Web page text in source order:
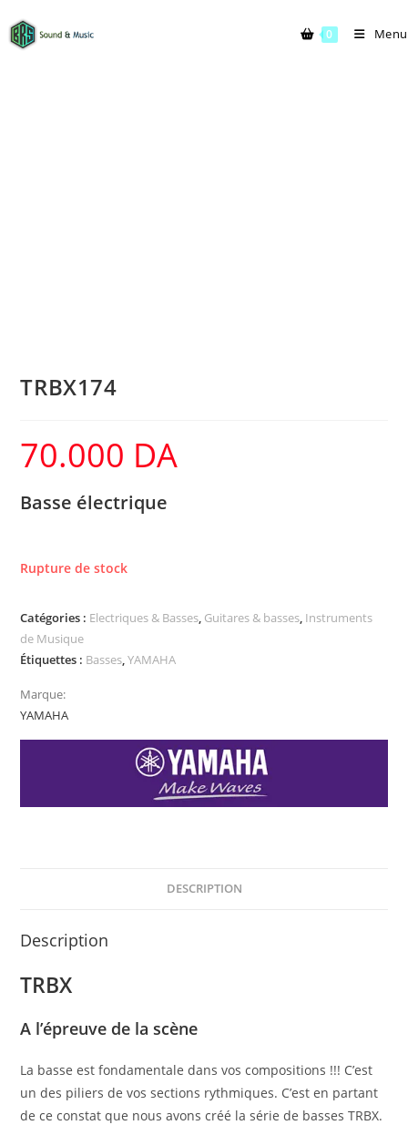
0 Menu
TRBX174
70.000 DA
Basse électrique
Rupture de stock
Catégories : Electriques & Basses, Guitares & basses, Instruments
de Musique
Étiquettes : Basses,YAMAHA
Marque:
YAMAHA
DESCRIPTION
Description
TRBX
A l’épreuve de la scène
La basse est fondamentale dans vos compositions !!! C’est
un des piliers de vos sections rythmiques. C’est en partant
de ce constat que nous avons créé la série de basses TRBX.